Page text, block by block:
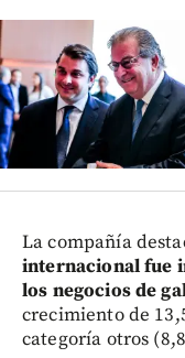
La compañía
internacional fue
los negocios de
crecimiento de
categoría otros